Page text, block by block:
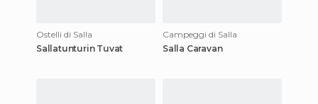
Ostelli di Salla
Sallatunturin Tuvat
Campeggi di Salla
Salla Caravan